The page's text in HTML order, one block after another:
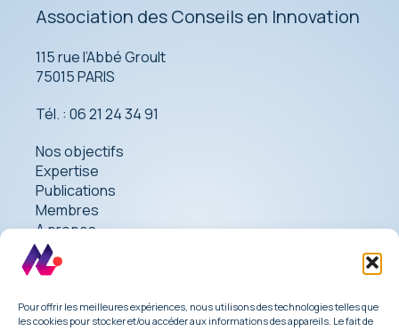
Pour offrir les meilleures expériences, nous utilisons des technologies telles que
les cookies pour stocker et/ou accéder aux informations des appareils. Le fait de
Association des Conseils en Innovation
115 rue l’Abbé Groult
75015 PARIS
Tél. : 06 21 24 34 91
Nos objectifs
Expertise
Publications
Membres
A propos
Contact